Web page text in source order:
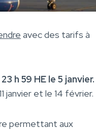
avec des tarifs à
h 59 HE le 5 janvier.
et le 14 février.
permettant aux